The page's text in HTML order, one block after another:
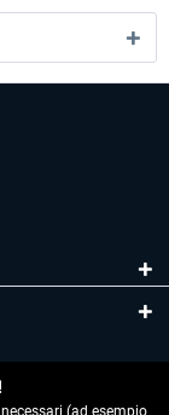
(ad esempio